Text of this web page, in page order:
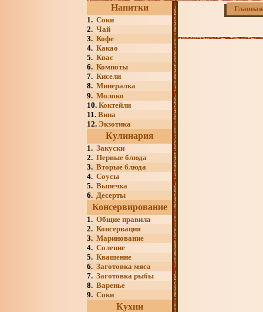
Напитки
1. Соки
2. Чай
3. Кофе
4. Какао
5. Квас
6. Компоты
7. Кисели
8. Минералка
9. Молоко
10. Коктейли
11. Вина
12. Экзотика
Кулинария
1. Закуски
2. Первые блюда
3. Вторые блюда
4. Соусы
5. Выпечка
6. Десерты
Консервирование
1. Общие правила
2. Консервация
3. Маринование
4. Соление
5. Квашение
6. Заготовка мяса
7. Заготовка рыбы
8. Варенье
9. Соки
Кухни
Главная